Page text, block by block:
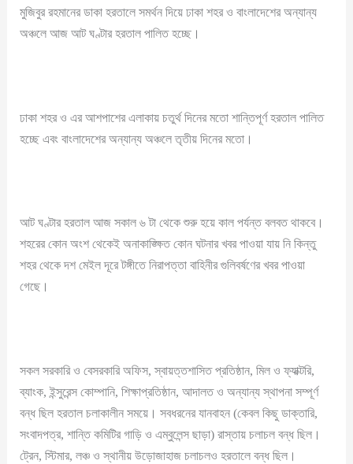
মুজিবুর রহমানের ডাকা হরতালে সমর্থন দিয়ে ঢাকা শহর ও বাংলাদেশের অন্যান্য
অঞ্চলে আজ আট ঘণ্টার হরতাল পালিত হচ্ছে।
ঢাকা শহর ও এর আশপাশের এলাকায় চতুর্থ দিনের মতো শান্তিপূর্ণ হরতাল পালিত
হচ্ছে এবং বাংলাদেশের অন্যান্য অঞ্চলে তৃতীয় দিনের মতো।
আট ঘণ্টার হরতাল আজ সকাল ৬ টা থেকে শুরু হয়ে কাল পর্যন্ত বলবত থাকবে।
শহরের কোন অংশ থেকেই অনাকাঙ্ক্ষিত কোন ঘটনার খবর পাওয়া যায় নি কিন্তু
শহর থেকে দশ মেইল দূরে টঙ্গীতে নিরাপত্তা বাহিনীর গুলিবর্ষণের খবর পাওয়া
গেছে।
সকল সরকারি ও বেসরকারি অফিস, স্বায়ত্তশাসিত প্রতিষ্ঠান, মিল ও ফ্যাক্টরি,
ব্যাংক, ইন্সুরেন্স কোম্পানি, শিক্ষাপ্রতিষ্ঠান, আদালত ও অন্যান্য স্থাপনা সম্পূর্ণ
বন্ধ ছিল হরতাল চলাকালীন সময়ে। সবধরনের যানবাহন (কেবল কিছু ডাক্তারি,
সংবাদপত্র, শান্তি কমিটির গাড়ি ও এম্বুলেন্স ছাড়া) রাস্তায় চলাচল বন্ধ ছিল।
ট্রেন, স্টিমার, লঞ্চ ও স্থানীয় উড়োজাহাজ চলাচলও হরতালে বন্ধ ছিল।